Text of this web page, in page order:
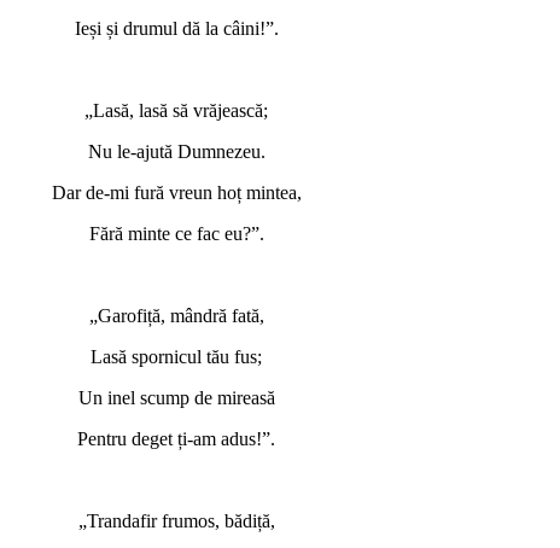
Ieși și drumul dă la câini!”.
„Lasă, lasă să vrăjească;
Nu le-ajută Dumnezeu.
Dar de-mi fură vreun hoț mintea,
Fără minte ce fac eu?”.
„Garofiță, mândră fată,
Lasă spornicul tău fus;
Un inel scump de mireasă
Pentru deget ți-am adus!”.
„Trandafir frumos, bădiță,